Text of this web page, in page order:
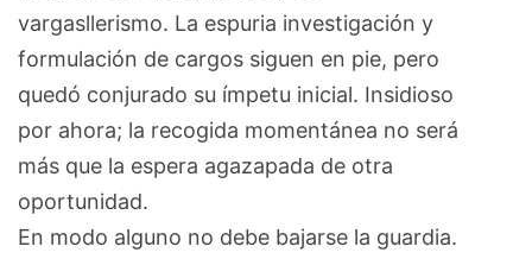
vargasllerismo. La espuria investigación y
formulación de cargos siguen en pie, pero
quedó conjurado su ímpetu inicial. Insidioso
por ahora; la recogida momentánea no será
más que la espera agazapada de otra
oportunidad.
En modo alguno no debe bajarse la guardia.